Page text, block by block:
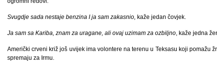
Svugdje sada nestaje benzina I ja sam zakasnio, kaže jedan čovjek.
Ja sam sa Kariba, znam za uragane, ali ovaj uzimam za ozbiljno, kaže jedna
Američki crveni križ još uvijek ima volontere na terenu u Teksasu koji pomažu
spremaju za Irmu.